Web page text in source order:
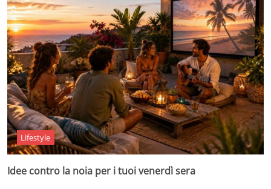
Lifestyle
Idee contro la noia per i tuoi venerdì sera